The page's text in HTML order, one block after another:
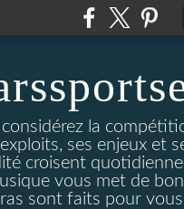
la
ses enjeux et
croisent
vous met de
sont faits pour